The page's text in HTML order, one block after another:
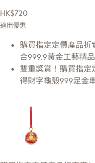
HK$720
適用優惠
購買指定定價產品折
合999.9黃金工藝精
雙重獎賞！購買指定
得財字龜殼999足金